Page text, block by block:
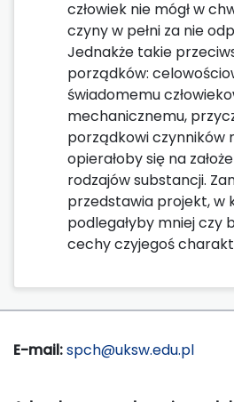
człowiek nie mógł w
czyny w pełni za nie
Jednakże takie
porządków:
świadomemu
mechanicznemu,
porządkowi czynników
opierałoby się na
rodzajów substancji.
przedstawia projekt, w
podlegałyby mniej czy
cechy czyjegoś
E-mail:spch@uksw.edu.pl